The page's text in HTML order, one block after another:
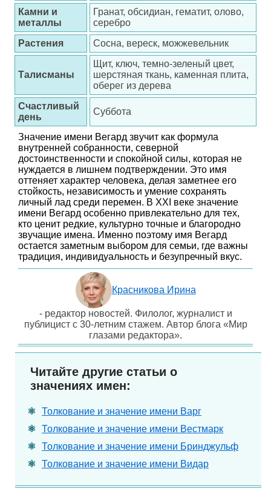
Камни и
металлы
Гранат, обсидиан, гематит, олово,
серебро
Растения
Сосна, вереск, можжевельник
Талисманы
Щит, ключ, темно-зеленый цвет,
шерстяная ткань, каменная плита,
оберег из дерева
Счастливый
день
Суббота
Значение имени Вегард звучит как формула
внутренней собранности, северной
достоинственности и спокойной силы, которая не
нуждается в лишнем подтверждении. Это имя
оттеняет характер человека, делая заметнее его
стойкость, независимость и умение сохранять
личный лад среди перемен. В XXI веке значение
имени Вегард особенно привлекательно для тех,
кто ценит редкие, культурно точные и благородно
звучащие имена. Именно поэтому имя Вегард
остается заметным выбором для семьи, где важны
традиция, индивидуальность и безупречный вкус.
Красникова Ирина
- редактор новостей. Филолог, журналист и
публицист с 30-летним стажем. Автор блога «Мир
глазами редактора».
Читайте другие статьи о
значениях имен:
Толкование и значение имени Варг
Толкование и значение имени Вестмарк
Толкование и значение имени Бринджульф
Толкование и значение имени Видар